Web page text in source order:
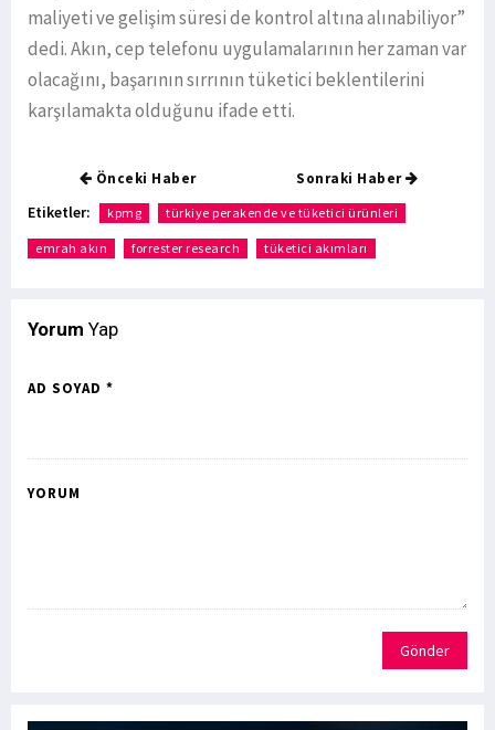
maliyeti ve gelişim süresi de kontrol altına alınabiliyor”
dedi. Akın, cep telefonu uygulamalarının her zaman var
olacağını, başarının sırrının tüketici beklentilerini
karşılamakta olduğunu ifade etti.
Önceki Haber Sonraki Haber
Etiketler: kpmg türkiye perakende ve tüketici ürünleri
emrah akın forrester research tüketici akımları
Yorum Yap
AD SOYAD *
YORUM
Gönder